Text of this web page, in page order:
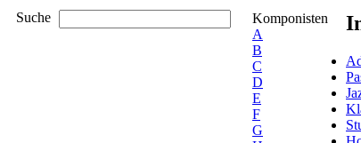
Suche
Komponisten
A
B
C
D
E
F
G